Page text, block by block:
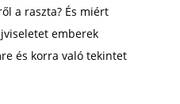
a raszta? És miért
emberek
és korra való tekintet